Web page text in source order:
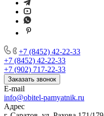
+7 (8452) 42-22-33
+7 (8452) 42-22-33
+7 (902) 717-22-33
Заказать звонок
E-mail
info@obitel-pamyatnik.ru
Адрес